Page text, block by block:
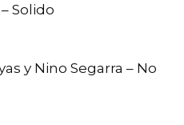
Solido
y Nino Segarra – No